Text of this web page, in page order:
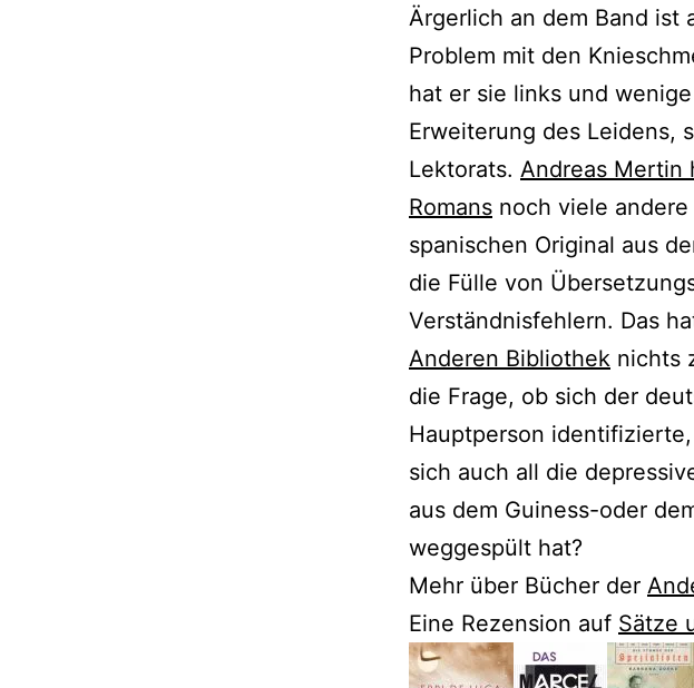
Ärgerlich an dem Band ist
Problem mit den
hat er sie links und
Erweiterung des Leidens,
Lektorats. Andreas Mertin
Romans noch viele
spanischen Original aus
die Fülle von
Verständnisfehlern. Das
Anderen Bibliothek nichts
die Frage, ob sich der
Hauptperson
sich auch all die
aus dem Guiness-oder
weggespült hat?
Mehr über Bücher der
Eine Rezension auf Sätze